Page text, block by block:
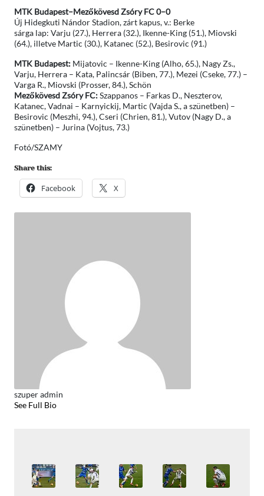
MTK Budapest–Mezőkövesd Zsóry FC 0–0
Új Hidegkuti Nándor Stadion, zárt kapus, v.: Berke
sárga lap: Varju (27.), Herrera (32.), Ikenne-King (51.), Miovski
(64.), illetve Martic (30.), Katanec (52.), Besirovic (91.)
MTK Budapest: Mijatovic – Ikenne-King (Alho, 65.), Nagy Zs.,
Varju, Herrera – Kata, Palincsár (Biben, 77.), Mezei (Cseke, 77.) –
Varga R., Miovski (Prosser, 84.), Schön
Mezőkövesd Zsóry FC:Szappanos – Farkas D., Neszterov,
Katanec, Vadnai – Karnyickij, Martic (Vajda S., a szünetben) –
Besirovic (Meszhi, 94.), Cseri (Chrien, 81.), Vutov (Nagy D., a
szünetben) – Jurina (Vojtus, 73.)
Fotó/SZAMY
Share this:
Facebook X
szuper admin
See Full Bio